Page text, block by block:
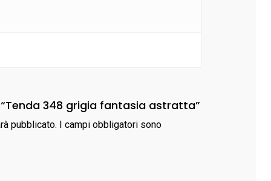
348 grigia fantasia astratta”
pubblicato. I campi obbligatori sono